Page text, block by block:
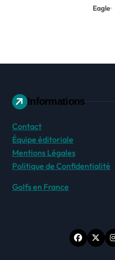
Eagle
Informations
Contact
Équipe éditoriale
Mentions Légales
Politique de Confidentialité
Golfs en France